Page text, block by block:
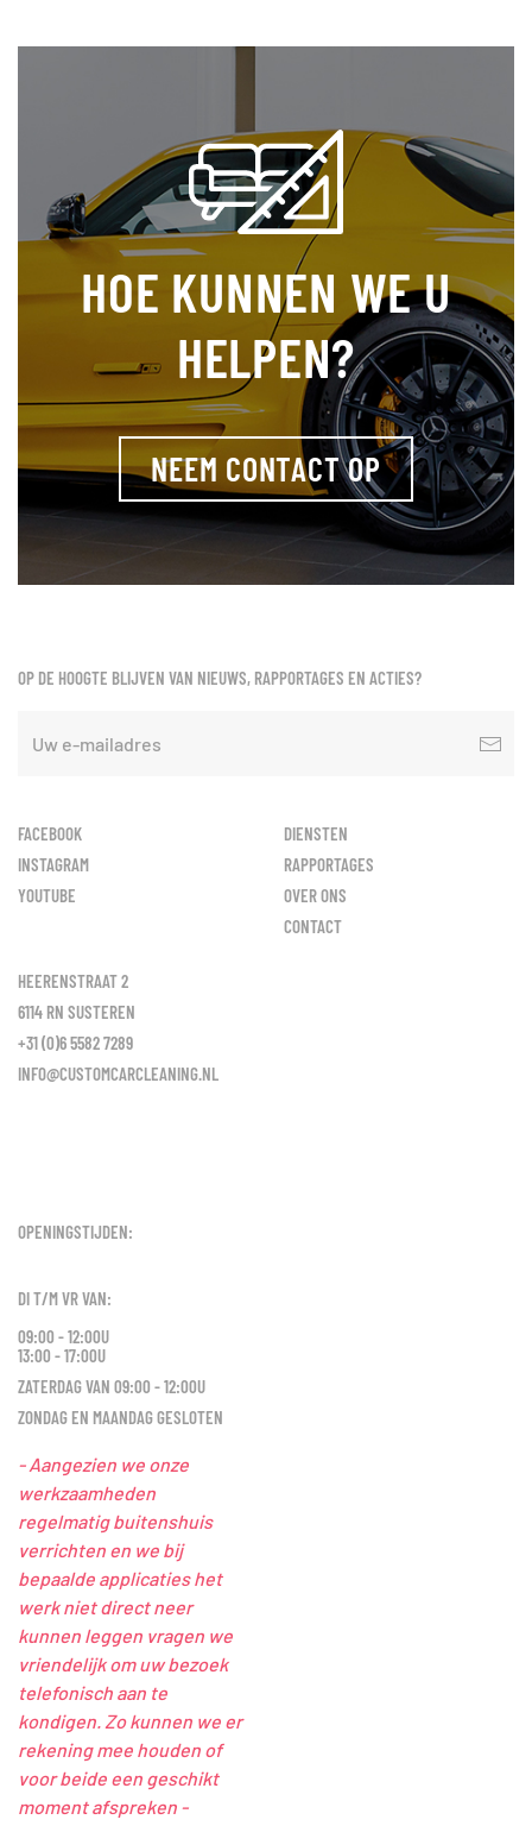
HOE KUNNEN WE U
HELPEN?
NEEM CONTACT OP
OP DE HOOGTE BLIJVEN VAN NIEUWS, RAPPORTAGES EN ACTIES?
FACEBOOK
INSTAGRAM
YOUTUBE
DIENSTEN
RAPPORTAGES
OVER ONS
CONTACT
HEERENSTRAAT 2
6114 RN SUSTEREN
+31 (0)6 5582 7289
INFO@CUSTOMCARCLEANING.NL
OPENINGSTIJDEN:
DI T/M VR VAN:
09:00 - 12:00U
13:00 - 17:00U
ZATERDAG VAN 09:00 - 12:00U
ZONDAG EN MAANDAG GESLOTEN
- Aangezien we onze
werkzaamheden
regelmatig buitenshuis
verrichten en we bij
bepaalde applicaties het
werk niet direct neer
kunnen leggen vragen we
vriendelijk om uw bezoek
telefonisch aan te
kondigen. Zo kunnen we er
rekening mee houden of
voor beide een geschikt
moment afspreken -